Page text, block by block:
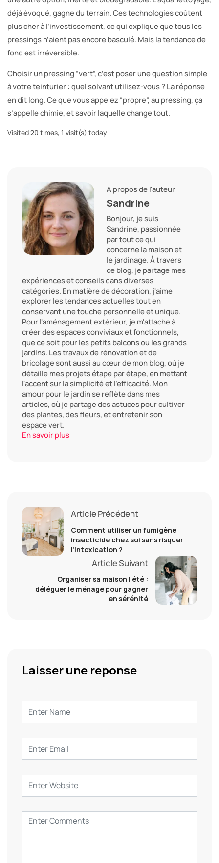
déjà évoqué, gagne du terrain. Ces technologies coûtent
plus cher à l’investissement, ce qui explique que tous les
pressings n’aient pas encore basculé. Mais la tendance de
fond est irréversible.
Choisir un pressing “vert”, c’est poser une question simple
à votre teinturier : quel solvant utilisez-vous ? La réponse
en dit long. Ce que vous appelez “propre”, au pressing, ça
s’appelle chimie, et savoir laquelle change tout.
Visited 20 times, 1 visit(s) today
A propos de l'auteur
Sandrine
Bonjour, je suis
Sandrine, passionnée
par tout ce qui
concerne la maison et
le jardinage. À travers
ce blog, je partage mes
expériences et conseils dans diverses
catégories. En matière de décoration, j'aime
explorer les tendances actuelles tout en
conservant une touche personnelle et unique.
Pour l'aménagement extérieur, je m'attache à
créer des espaces conviviaux et fonctionnels,
que ce soit pour les petits balcons ou les grands
jardins. Les travaux de rénovation et de
bricolage sont aussi au cœur de mon blog, où je
détaille mes projets étape par étape, en mettant
l'accent sur la simplicité et l'efficacité. Mon
amour pour le jardin se reflète dans mes
articles, où je partage des astuces pour cultiver
des plantes, des fleurs, et entretenir son
espace vert.
En savoir plus
Article Précédent
Comment utiliser un fumigène
insecticide chez soi sans risquer
l’intoxication ?
Article Suivant
Organiser sa maison l’été :
déléguer le ménage pour gagner
en sérénité
Laisser une reponse